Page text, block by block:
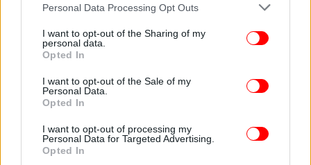
Please note that this website/app uses one or more Google
not limited to your visit or usage behaviour. You may click to
grant or deny consent to Google and its third-party tags to
use your data for below specified purposes in below Google
consent section.
Personal Data Processing Opt Outs
I want to opt-out of the Sharing of my
personal data.
Opted In
I want to opt-out of the Sale of my
Personal Data.
Opted In
I want to opt-out of processing my
Personal Data for Targeted Advertising.
Opted In
ΚΟΣΜΟΣ 12/04/2026 15:30
Σαουδική Αραβία: Ο αγωγός «Petroline» είναι